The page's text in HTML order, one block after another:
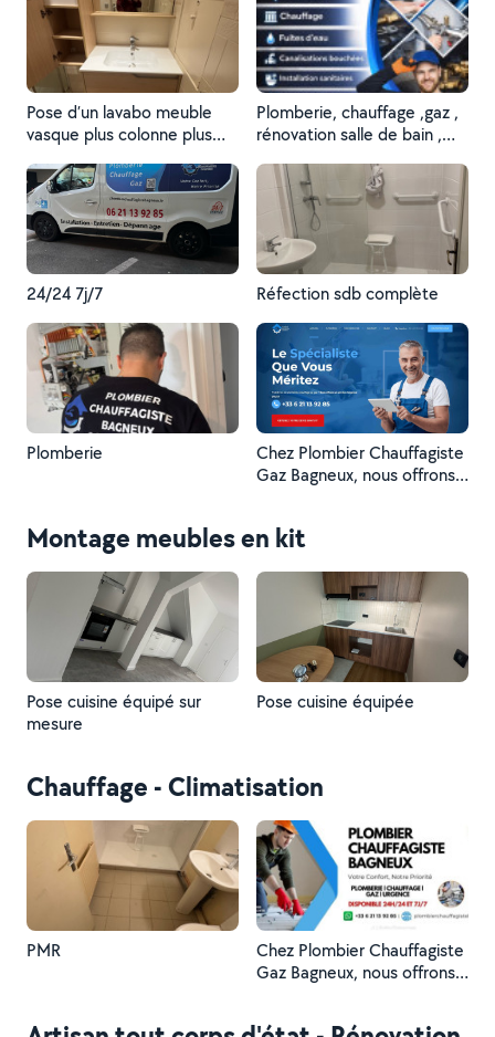
Pose d’un lavabo meuble
vasque plus colonne plus
Plomberie, chauffage ,gaz ,
rénovation salle de bain ,
24/24 7j/7 Réfection sdb complète
Plomberie
Chez Plombier Chauffagiste
Gaz Bagneux, nous offrons
installations de gaz à
Nous assurons des
interventions d'urgence
24h/24 et 7j/7 pour garantir
votre confort et votre
sécurité.
Montage meubles en kit
Pose cuisine équipé sur
mesure
Pose cuisine équipée
Chauffage - Climatisation
PMR
Chez Plombier Chauffagiste
Gaz Bagneux, nous offrons